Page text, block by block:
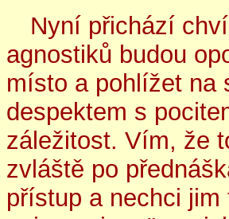
Nyní přichází
agnostiků budou
místo a pohlížet na
despektem s
záležitost. Vím, že
zvláště po
přístup a nechci